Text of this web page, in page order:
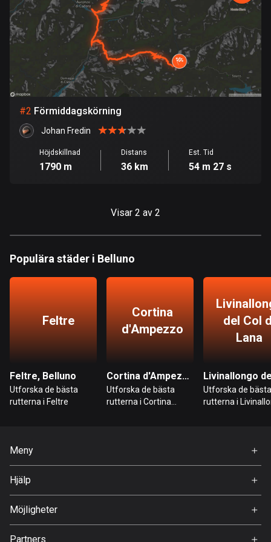
Bahrain
17 rutter
Bangladesh
410 rutter
Barbados
Belarus
Belgien
Bhutan
Bosnien och Hercegovina
Botswana
4 rutter
725 rutter
#2 Förmiddagskörning
Johan Fredin
Höjdskillnad
1790 m
Distans
36 km
Est. Tid
54 m 27 s
Visar 2 av 2
Populära städer i Belluno
Feltre
Feltre, Belluno
Utforska de bästa
rutterna i Feltre
Cortina
d'Ampezzo
Cortina d'Ampezzo, Belluno
Utforska de bästa
rutterna i Cortina
del Col
Lana
Utforska de bästa
rutterna i
Meny
Hem
Premium
Om Oss
Hjälp
FAQ
Möjligheter
Jobb
Partners